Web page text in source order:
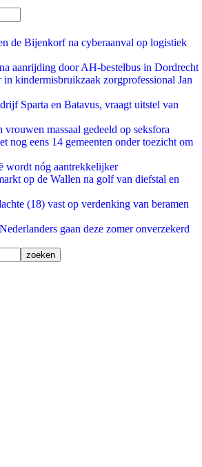
de Bijenkorf na cyberaanval op logistiek
aanrijding door AH-bestelbus in Dordrecht
kindermisbruikzaak zorgprofessional Jan
Sparta en Batavus, vraagt uitstel van
massaal gedeeld op seksfora
nog eens 14 gemeenten onder toezicht om
wordt nóg aantrekkelijker
op de Wallen na golf van diefstal en
(18) vast op verdenking van beramen
gaan deze zomer onverzekerd